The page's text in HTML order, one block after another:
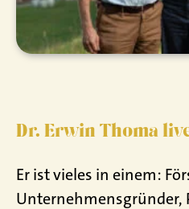
Dr. Erwin Thoma
Er ist vieles in einem:
Unternehmensgründer,